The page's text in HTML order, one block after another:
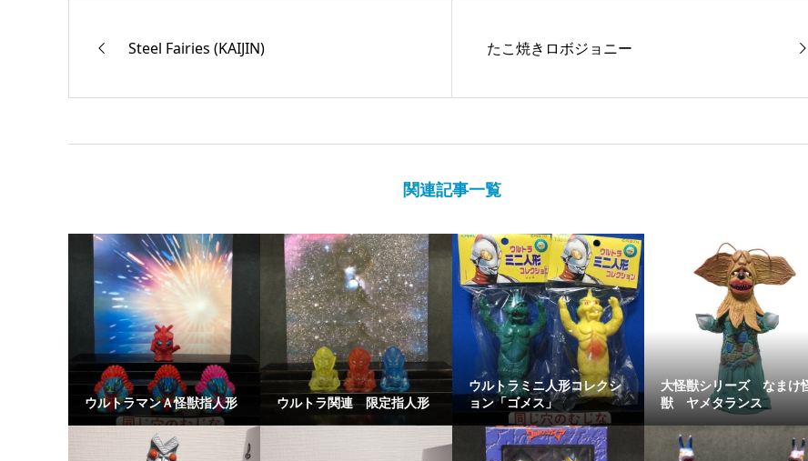
Steel Fairies (KAIJIN) たこ焼きロボジョニー
関連記事一覧
ウルトラマンＡ怪獣指人形 ウルトラ関連 限定指人形
ウルトラミニ人形コレクシ
ョン「ゴメス」
大怪獣シリーズ なまけ
獣 ヤメタランス